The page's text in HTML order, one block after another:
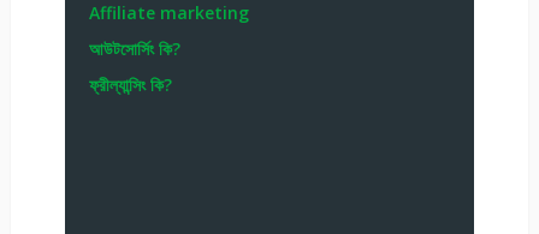
Affiliate marketing
আউটসোর্সিং কি?
ফ্রীল্যান্সিং কি?